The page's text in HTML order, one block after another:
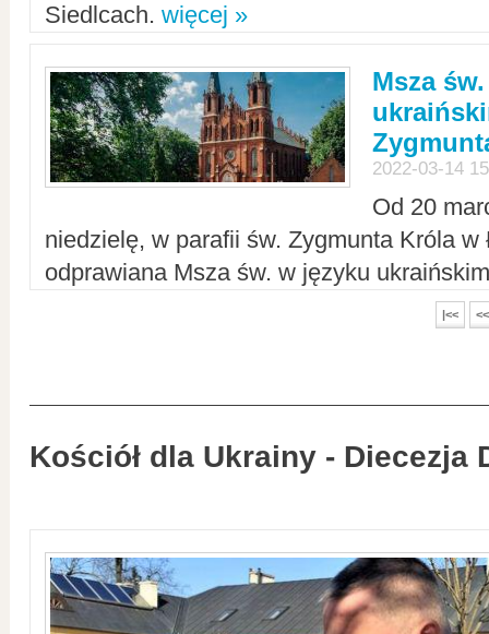
Siedlcach. więcej »
Msza
2022-03-14
Od 20
niedzielę, w parafii św. Zygmunta Króla w
odprawiana Msza św. w języku
|<< <<
Kościół dla Ukrainy - Diecezja